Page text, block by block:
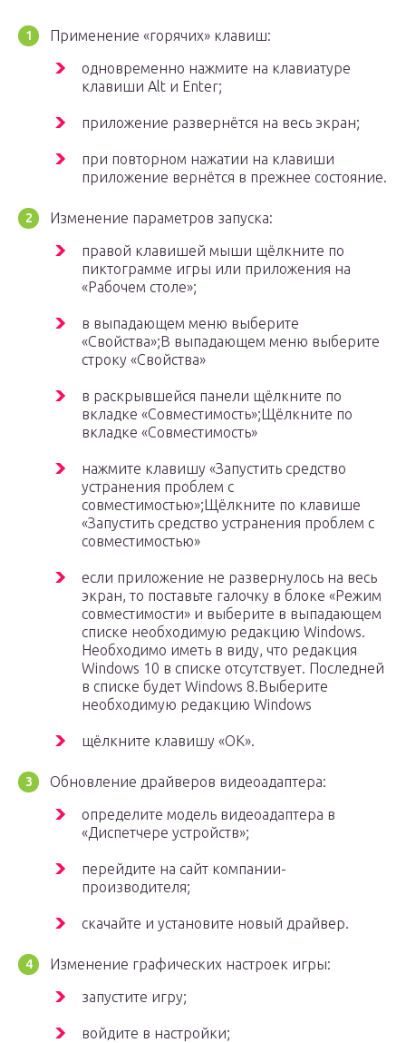
Применение «горячих» клавиш:
одновременно нажмите на клавиатуре
клавиши Alt и Enter;
приложение развернётся на весь экран;
при повторном нажатии на клавиши
приложение вернётся в прежнее состояние.
Изменение параметров запуска:
правой клавишей мыши щёлкните по
пиктограмме игры или приложения на
«Рабочем столе»;
в выпадающем меню выберите
«Свойства»;В выпадающем меню выберите
строку «Свойства»
в раскрывшейся панели щёлкните по
вкладке «Совместимость»;Щёлкните по
вкладке «Совместимость»
нажмите клавишу «Запустить средство
устранения проблем с
совместимостью»;Щёлкните по клавише
«Запустить средство устранения проблем с
совместимостью»
если приложение не развернулось на весь
экран, то поставьте галочку в блоке «Режим
совместимости» и выберите в выпадающем
списке необходимую редакцию Windows.
Необходимо иметь в виду, что редакция
Windows 10 в списке отсутствует. Последней
в списке будет Windows 8.Выберите
необходимую редакцию Windows
щёлкните клавишу «OK».
Обновление драйверов видеоадаптера:
определите модель видеоадаптера в
«Диспетчере устройств»;
перейдите на сайт компании-
производителя;
скачайте и установите новый драйвер.
Изменение графических настроек игры:
запустите игру;
войдите в настройки;